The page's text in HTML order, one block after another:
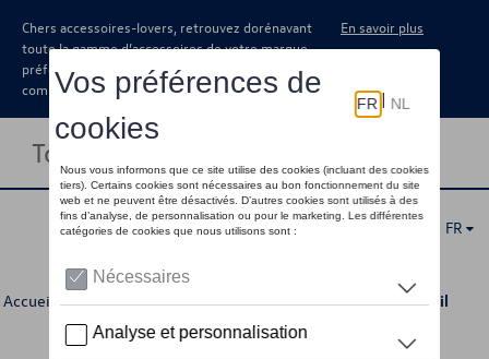
Chers accessoires-lovers, retrouvez dorénavant
toute la gamme d’accessoires de votre marque
préférée sous forme de catalogue à
commander auprès de votre concessionaire.
En savoir plus
Toggle navigation
FR
Accueil >Pour vous >Dernière chance >Accessoires > Détail